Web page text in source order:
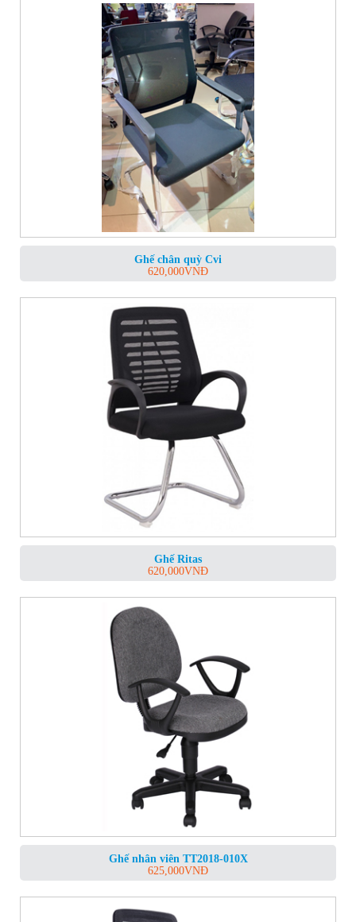
Ghế chân quỳ Cvi
620,000VNĐ
Ghế Ritas
620,000VNĐ
Ghế nhân viên TT2018-010X
625,000VNĐ